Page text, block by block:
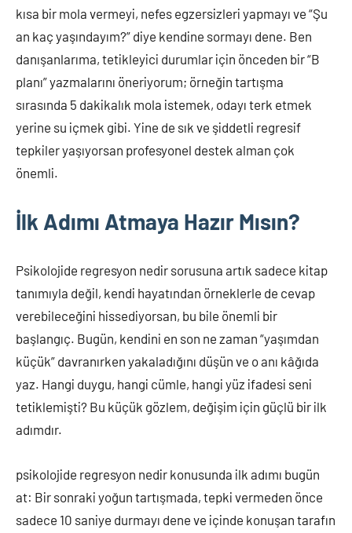
kısa bir mola vermeyi, nefes egzersizleri yapmayı ve “Şu
an kaç yaşındayım?” diye kendine sormayı dene. Ben
danışanlarıma, tetikleyici durumlar için önceden bir “B
planı” yazmalarını öneriyorum; örneğin tartışma
sırasında 5 dakikalık mola istemek, odayı terk etmek
yerine su içmek gibi. Yine de sık ve şiddetli regresif
tepkiler yaşıyorsan profesyonel destek alman çok
önemli.
İlk Adımı Atmaya Hazır Mısın?
Psikolojide regresyon nedir sorusuna artık sadece kitap
tanımıyla değil, kendi hayatından örneklerle de cevap
verebileceğini hissediyorsan, bu bile önemli bir
başlangıç. Bugün, kendini en son ne zaman “yaşımdan
küçük” davranırken yakaladığını düşün ve o anı kâğıda
yaz. Hangi duygu, hangi cümle, hangi yüz ifadesi seni
tetiklemişti? Bu küçük gözlem, değişim için güçlü bir ilk
adımdır.
psikolojide regresyon nedir konusunda ilk adımı bugün
at: Bir sonraki yoğun tartışmada, tepki vermeden önce
sadece 10 saniye durmayı dene ve içinde konuşan tarafın